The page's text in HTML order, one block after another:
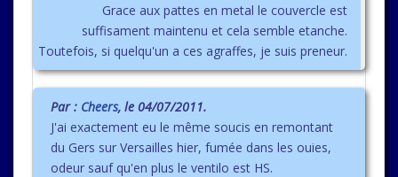
Grace aux pattes en metal le couvercle est
suffisament maintenu et cela semble etanche.
Toutefois, si quelqu'un a ces agraffes, je suis preneur.
Par : Cheers, le 04/07/2011.
J'ai exactement eu le même soucis en remontant
du Gers sur Versailles hier, fumée dans les ouies,
odeur sauf qu'en plus le ventilo est HS.